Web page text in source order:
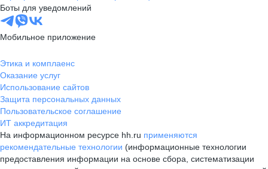
Боты для уведомлений
Мобильное приложение
Этика и комплаенс
Оказание услуг
Использование сайтов
Защита персональных данных
Пользовательское соглашение
ИТ аккредитация
На информационном ресурсе hh.ru применяются
рекомендательные технологии (информационные технологии
предоставления информации на основе сбора, систематизации